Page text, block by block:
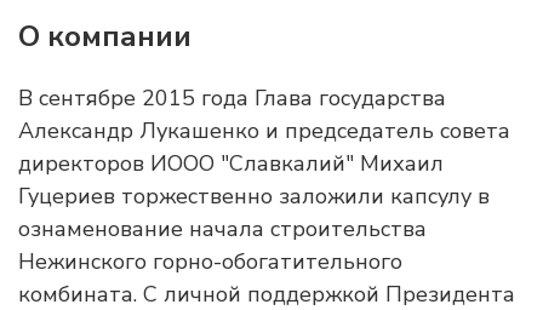
О компании
В сентябре 2015 года Глава государства
Александр Лукашенко и председатель совета
директоров ИООО "Славкалий" Михаил
Гуцериев торжественно заложили капсулу в
ознаменование начала строительства
Нежинского горно-обогатительного
комбината. С личной поддержкой Президента